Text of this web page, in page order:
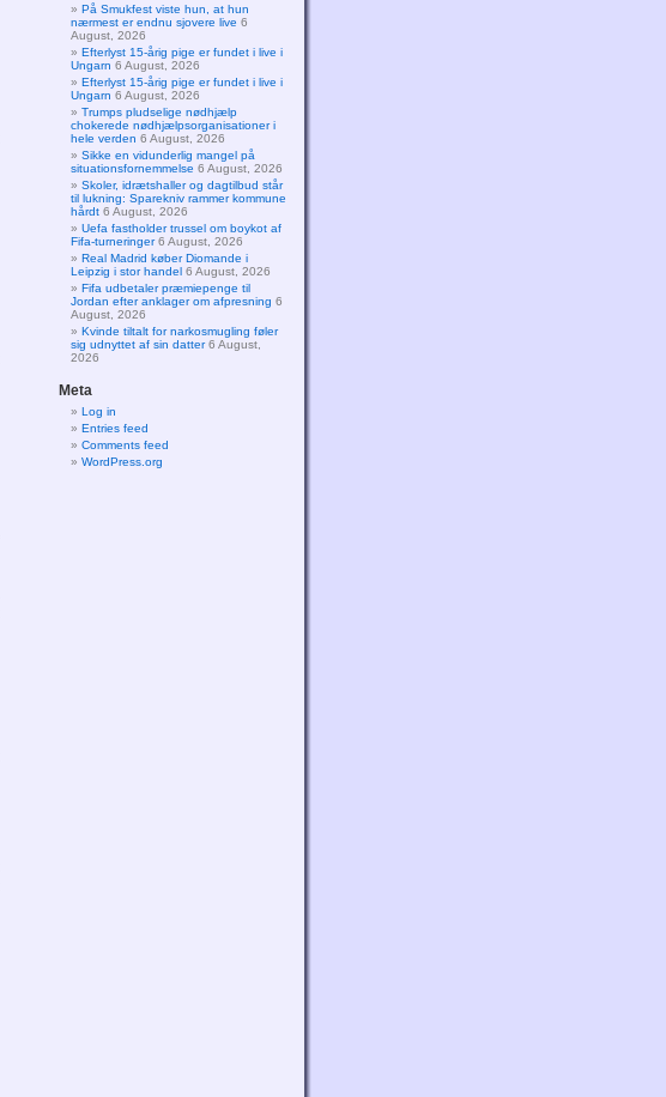
På Smukfest viste hun, at hun
nærmest er endnu sjovere live 6
August, 2026
Efterlyst 15-årig pige er fundet i live i
Ungarn 6 August, 2026
Efterlyst 15-årig pige er fundet i live i
Ungarn 6 August, 2026
Trumps pludselige nødhjælp
chokerede nødhjælpsorganisationer i
hele verden 6 August, 2026
Sikke en vidunderlig mangel på
situationsfornemmelse 6 August, 2026
Skoler, idrætshaller og dagtilbud står
til lukning: Sparekniv rammer kommune
hårdt 6 August, 2026
Uefa fastholder trussel om boykot af
Fifa-turneringer 6 August, 2026
Real Madrid køber Diomande i
Leipzig i stor handel 6 August, 2026
Fifa udbetaler præmiepenge til
Jordan efter anklager om afpresning 6
August, 2026
Kvinde tiltalt for narkosmugling føler
sig udnyttet af sin datter 6 August,
2026
Meta
Log in
Entries feed
Comments feed
WordPress.org